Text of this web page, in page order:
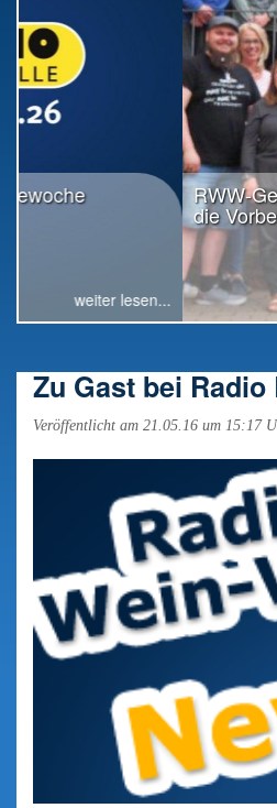
RWW-Gesamttreffen:
die Vorbereitung gestartet
Zu Gast bei Radio
Veröffentlicht am 21.05.16 um 15:17